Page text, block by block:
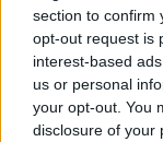
section to confirm
opt-out request is
interest-based
us or personal
your opt-out. You
disclosure of your
rzeczach, które
osiągnąć i które
do zobaczenia
mediach